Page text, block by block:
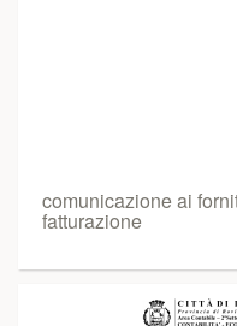
comunicazione ai
fatturazione